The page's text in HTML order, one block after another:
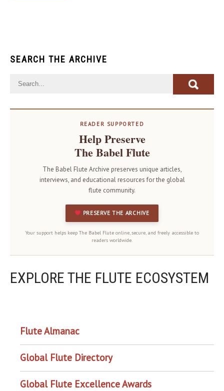
SEARCH THE ARCHIVE
READER SUPPORTED
Help Preserve
The Babel Flute
The Babel Flute Archive preserves unique articles,
interviews, and educational resources for the global
flute community.
PRESERVE THE ARCHIVE
Your support helps keep The Babel Flute online, secure, and freely accessible to
readers worldwide.
EXPLORE THE FLUTE ECOSYSTEM
Flute Almanac
Global Flute Directory
Global Flute Excellence Awards